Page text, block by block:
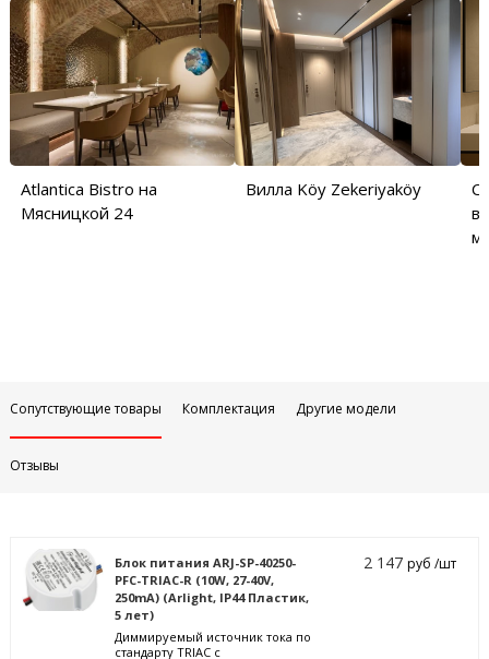
Atlantica Bistro на
Мясницкой 24
Вилла Köy Zekeriyaköy
Сопутствующие товары Комплектация Другие модели
Отзывы
Блок питания ARJ-SP-40250-
PFC-TRIAC-R (10W, 27-40V,
250mA) (Arlight, IP44 Пластик,
5 лет)
Диммируемый источник тока по
стандарту TRIAC с
2 147руб /шт